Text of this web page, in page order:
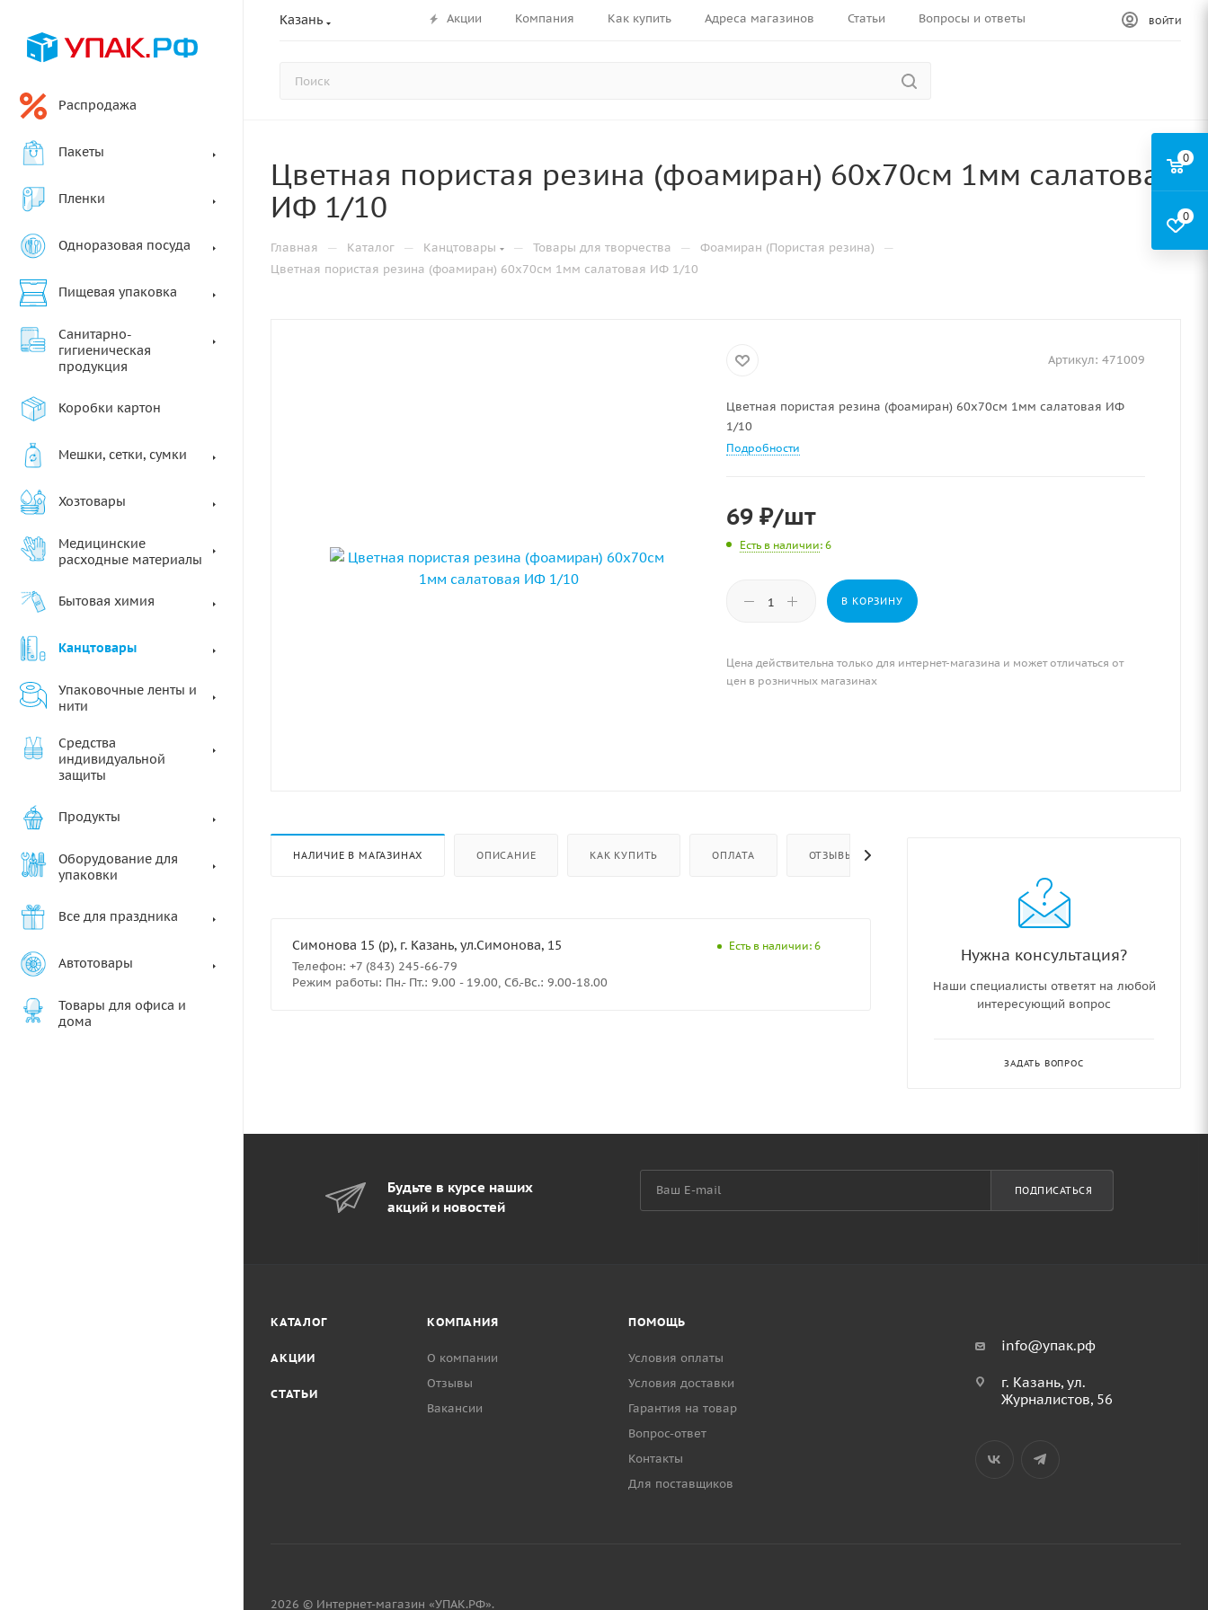
Казань Акции Компания Как купить Адреса магазинов Статьи Вопросы и ответы ВОЙТИ
Распродажа
Пакеты
Пленки
Одноразовая посуда
Пищевая упаковка
Санитарно-
гигиеническая
продукция
Коробки картон
Мешки, сетки, сумки
Хозтовары
Медицинские
расходные материалы
Бытовая химия
Канцтовары
Упаковочные ленты и
нити
Средства
индивидуальной
защиты
Продукты
Оборудование для
упаковки
Все для праздника
Автотовары
Товары для офиса и
дома
Цветная пористая резина (фоамиран) 60х70см 1мм салатовая
ИФ 1/10
Главная — Каталог — Канцтовары — Товары для творчества — Фоамиран (Пористая резина) —
Цветная пористая резина (фоамиран) 60х70см 1мм салатовая ИФ 1/10
Артикул: 471009
Цветная пористая резина (фоамиран) 60х70см 1мм салатовая ИФ
1/10
Подробности
69₽/шт
Есть в наличии: 6
В КОРЗИНУ
Цена действительна только для интернет-магазина и может отличаться от
цен в розничных магазинах
НАЛИЧИЕ В МАГАЗИНАХ ОПИСАНИЕ КАК КУПИТЬ ОПЛАТА ОТЗЫВЫ
Симонова 15 (р), г. Казань, ул.Симонова, 15
Телефон: +7 (843) 245-66-79
Режим работы: Пн.- Пт.: 9.00 - 19.00, Сб.-Вс.: 9.00-18.00
Есть в наличии: 6 Нужна консультация?
Наши специалисты ответят на любой
интересующий вопрос
ЗАДАТЬ ВОПРОС
Будьте в курсе наших
акций и новостей
ПОДПИСАТЬСЯ
КАТАЛОГ
АКЦИИ
СТАТЬИ
КОМПАНИЯ
О компании
Отзывы
Вакансии
ПОМОЩЬ
Условия оплаты
Условия доставки
Гарантия на товар
Вопрос-ответ
Контакты
Для поставщиков
info@упак.рф
г. Казань, ул.
Журналистов, 56
2026 © Интернет-магазин «УПАК.РФ».
0
0